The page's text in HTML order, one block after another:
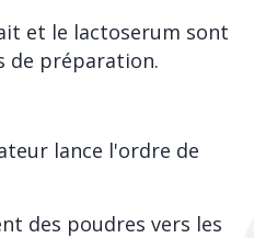
et le lactoserum sont
de préparation.
lance l'ordre de
des poudres vers les